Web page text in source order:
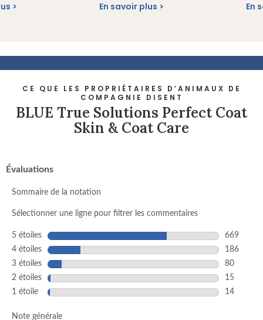
En savoir plus
En
CE QUE LES PROPRIÉTAIRES D’ANIMAUX DE
COMPAGNIE DISENT
BLUE True Solutions Perfect Coat
Skin & Coat Care